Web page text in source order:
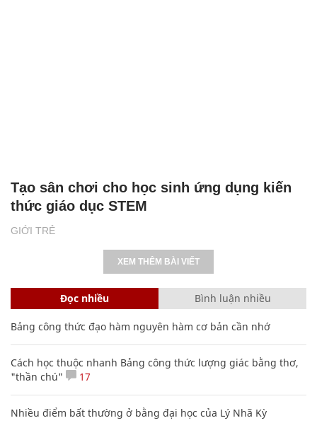
GIỚI TRẺ
Tạo sân chơi cho học sinh ứng dụng kiến
thức giáo dục STEM
XEM THÊM BÀI VIẾT
Đọc nhiều Bình luận nhiều
Bảng công thức đạo hàm nguyên hàm cơ bản cần nhớ
Cách học thuộc nhanh Bảng công thức lượng giác bằng thơ,
"thần chú"
17
Nhiều điểm bất thường ở bằng đại học của Lý Nhã Kỳ